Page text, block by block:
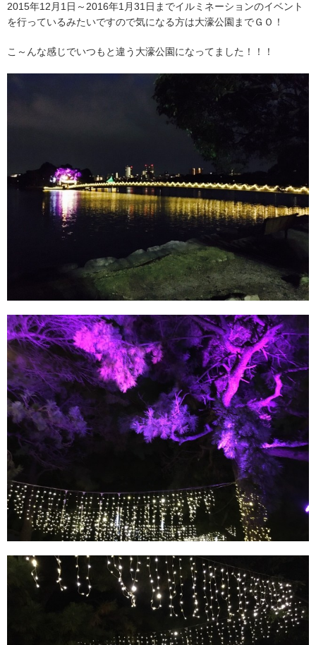
2015年12月1日～2016年1月31日までイルミネーションのイベント
を行っているみたいですので気になる方は大濠公園までＧＯ！
こ～んな感じでいつもと違う大濠公園になってました！！！